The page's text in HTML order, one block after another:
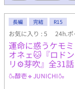
長編 完結 R15
お気に入り : 5 24h.ポ
運命に惑うケモ
オネェ🐱『ロド
リ⚙️芽吹』全31話
🍶醇壱🔹JUNICHI🍶